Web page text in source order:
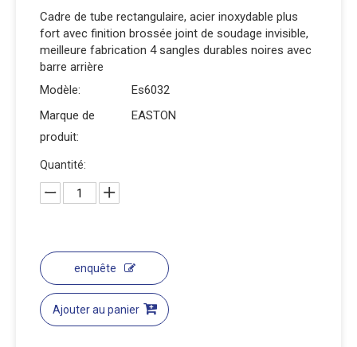
Cadre de tube rectangulaire, acier inoxydable plus
fort avec finition brossée joint de soudage invisible,
meilleure fabrication 4 sangles durables noires avec
barre arrière
Modèle:
Es6032
Marque de
produit:
EASTON
Quantité:
enquête
Ajouter au panier